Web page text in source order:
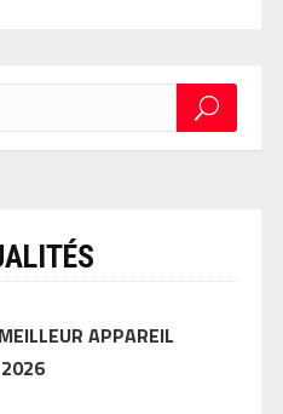
APPAREIL
2026